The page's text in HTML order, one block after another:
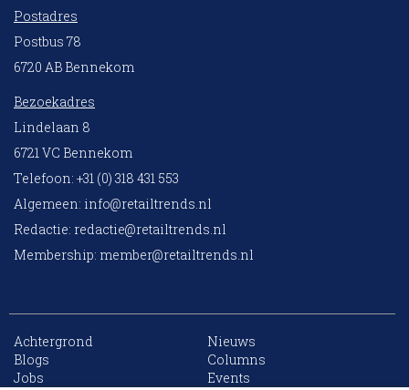
Postadres
Postbus 78
6720 AB Bennekom
Bezoekadres
Lindelaan 8
6721 VC Bennekom
Telefoon: +31 (0) 318 431 553
Algemeen: info@retailtrends.nl
Redactie: redactie@retailtrends.nl
Membership: member@retailtrends.nl
Achtergrond
Nieuws
Blogs
Columns
Jobs
Events
10 collega’s